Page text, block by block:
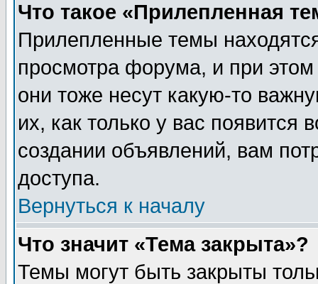
Что такое «Прилепленная
Прилепленные темы
просмотра форума, и при
они тоже несут какую-то
их, как только у вас появится
создании объявлений, вам
доступа.
Вернуться к началу
Что значит «Тема закрыта»?
Темы могут быть закрыты